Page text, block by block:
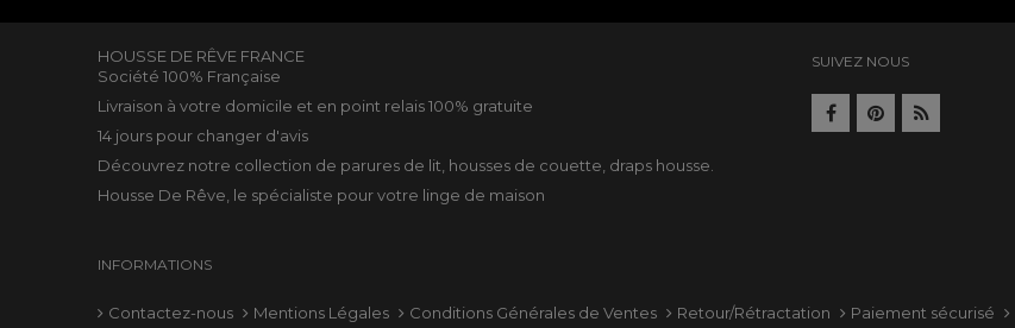
HOUSSE DE RÊVE FRANCE
Société 100% Française
Livraison à votre domicile et en point relais 100% gratuite
14 jours pour changer d'avis
Découvrez notre collection de parures de lit housses de couette draps housse
Housse De Rêve, le spécialiste pour votre linge de maison
SUIVEZ NOUS
INFORMATIONS
Contactez-nous Mentions Légales Conditions Générales de Ventes Retour/Rétractation Paiement sécurisé